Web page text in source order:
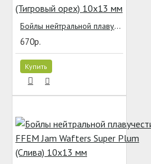
Бойлы нейтральной плавучести FFEM Jam Wafters Tiger Nut (Тигровый орех) 10x13 мм
670р.
Купить